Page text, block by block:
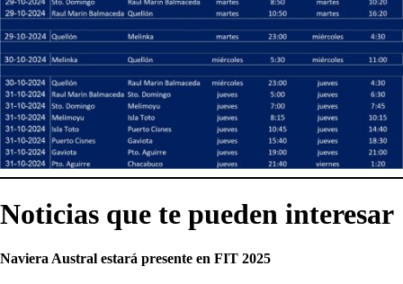
Noticias que te pueden interesar
Naviera Austral estará presente en FIT 2025